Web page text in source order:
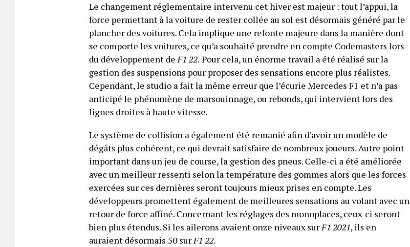
Le changement réglementaire intervenu cet hiver est majeur : tout l’appui, la
force permettant à la voiture de rester collée au sol est désormais généré par le
plancher des voitures. Cela implique une refonte majeure dans la manière dont
se comporte les voitures, ce qu’a souhaité prendre en compte Codemasters lors
du développement deF1 22. Pour cela, un énorme travail a été réalisé sur la
gestion des suspensions pour proposer des sensations encore plus réalistes.
Cependant, le studio a fait la même erreur que l’écurie Mercedes F1 et n’a pas
anticipé le phénomène de marsouinnage, ou rebonds, qui intervient lors des
lignes droites à haute vitesse.
Le système de collision a également été remanié afin d’avoir un modèle de
dégâts plus cohérent, ce qui devrait satisfaire de nombreux joueurs. Autre point
important dans un jeu de course, la gestion des pneus. Celle-ci a été améliorée
avec un meilleur ressenti selon la température des gommes alors que les forces
exercées sur ces dernières seront toujours mieux prises en compte. Les
développeurs promettent également de meilleures sensations au volant avec un
retour de force affiné. Concernant les réglages des monoplaces, ceux-ci seront
bien plus étendus. Si les ailerons avaient onze niveaux surF1 2021, ils en
auraient désormais 50 surF1 22.